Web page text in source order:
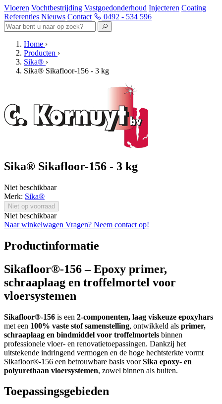
Vloeren Vochtbestrijding Vastgoedonderhoud Injecteren Coating
Referenties Nieuws Contact 0492 - 534 596
Home ›
Producten ›
Sika® ›
Sika® Sikafloor-156 - 3 kg
Sika® Sikafloor-156 - 3 kg
Niet beschikbaar
Merk: Sika®
Niet op voorraad
Niet beschikbaar
Naar winkelwagen Vragen? Neem contact op!
Productinformatie
Sikafloor®-156 – Epoxy primer,
schraaplaag en troffelmortel voor
vloersystemen
Sikafloor®-156 is een 2-componenten, laag viskeuze epoxyhars
met een 100% vaste stof samenstelling, ontwikkeld als primer,
schraaplaag en bindmiddel voor troffelmortels binnen
professionele vloer- en renovatietoepassingen. Dankzij het
uitstekende indringend vermogen en de hoge hechtsterkte vormt
Sikafloor®-156 een betrouwbare basis voorSika epoxy- en
polyurethaan vloersystemen, zowel binnen als buiten.
Toepassingsgebieden